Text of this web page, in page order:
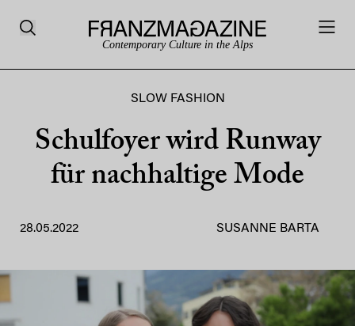
Contemporary Culture in the Alps
SLOW FASHION
Schulfoyer wird Runway
für nachhaltige Mode
28.05.2022 SUSANNE BARTA